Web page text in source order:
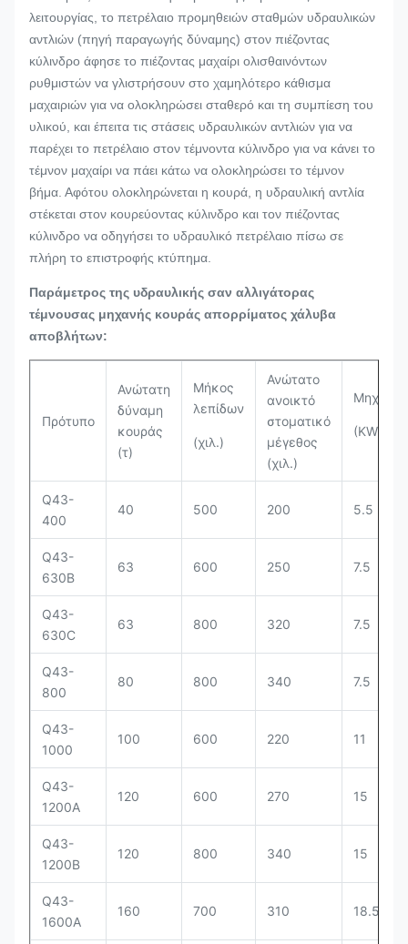
λειτουργίας, το πετρέλαιο προμηθειών σταθμών υδραυλικών
αντλιών (πηγή παραγωγής δύναμης) στον πιέζοντας
κύλινδρο άφησε το πιέζοντας μαχαίρι ολισθαινόντων
ρυθμιστών να γλιστρήσουν στο χαμηλότερο κάθισμα
μαχαιριών για να ολοκληρώσει σταθερό και τη συμπίεση του
υλικού, και έπειτα τις στάσεις υδραυλικών αντλιών για να
παρέχει το πετρέλαιο στον τέμνοντα κύλινδρο για να κάνει το
τέμνον μαχαίρι να πάει κάτω να ολοκληρώσει το τέμνον
βήμα. Αφότου ολοκληρώνεται η κουρά, η υδραυλική αντλία
στέκεται στον κουρεύοντας κύλινδρο και τον πιέζοντας
κύλινδρο να οδηγήσει το υδραυλικό πετρέλαιο πίσω σε
πλήρη το επιστροφής κτύπημα.
Παράμετρος της υδραυλικής σαν αλλιγάτορας
τέμνουσας μηχανής κουράς απορρίματος χάλυβα
αποβλήτων:
Πρότυπο
Ανώτατη
δύναμη
κουράς
(τ)
Μήκος
λεπίδων
(χιλ.)
Ανώτατο
ανοικτό
στοματικό
μέγεθος
(χιλ.)
Μηχανή
(KW)
Q43-
400
40 500 200 5.5
Q43-
630B
63 600 250 7.5
Q43-
630C
63 800 320 7.5
Q43-
800
80 800 340 7.5
Q43-
1000
100 600 220 11
Q43-
1200A
120 600 270 15
Q43-
1200B
120 800 340 15
Q43-
1600A
160 700 310 18.5